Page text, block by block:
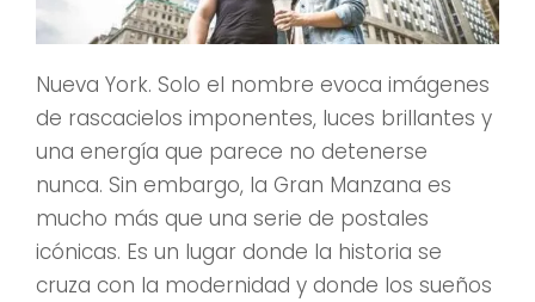
Nueva York. Solo el nombre evoca imágenes
de rascacielos imponentes, luces brillantes y
una energía que parece no detenerse
nunca. Sin embargo, la Gran Manzana es
mucho más que una serie de postales
icónicas. Es un lugar donde la historia se
cruza con la modernidad y donde los sueños